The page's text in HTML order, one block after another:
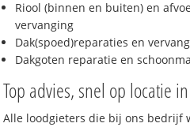
Riool (binnen en buiten) en
vervanging
Dak(spoed)reparaties en
Dakgoten reparatie en
Top advies, snel op locatie in
Alle loodgieters die bij ons bedrijf